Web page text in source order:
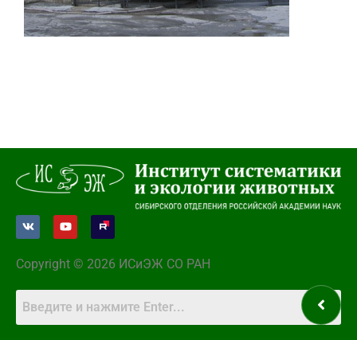
Copyright © 2026 ИСиЭЖ СО РАН